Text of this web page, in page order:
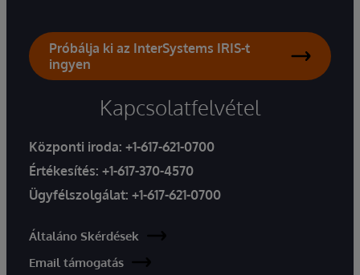
Próbálja ki az InterSystems IRIS-t
ingyen
Kapcsolatfelvétel
Központi iroda: +1-617-621-0700
Értékesítés: +1-617-370-4570
Ügyfélszolgálat: +1-617-621-0700
Általáno Skérdések
Email támogatás